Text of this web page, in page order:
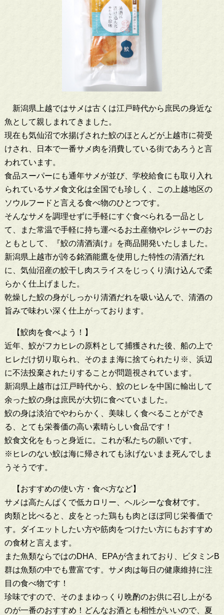
新潟県上越ではサメは古くは江戸時代から庶民の身近な
魚として親しまれてきました。
現在も気仙沼で水揚げされた鮫のほとんどが上越市に荷受
けされ、日本で一番サメ肉を消費している街であろうと言
われています。
食品スーパーにも通年サメが並び、学校給食にも取り入れ
られているサメ食文化は全国でも珍しく、この上越地区の
ソウルフードと言える食べ物のひとつです。
そんなサメを調理せずに手軽にすぐ食べられる一品とし
て、また常温で手軽に持ち運べるお土産物やレジャーのお
ともとして、『鮫の清酒漬け』を商品開発いたしました。
新潟県上越市が誇る銘酒能鷹を使用した特性の清酒だれ
に、気仙沼産の鮫干し肉スライスをじっくり漬け込んで柔
らかく仕上げました。
乾燥した鮫の身がしっかり清酒だれを吸い込んで、清酒の
旨みで味わい深く仕上がっております。
【鮫肉を食べよう！】
近年、鮫がフカヒレの原料として捕獲された後、船の上で
ヒレだけ切り取られ、そのまま海に捨てられたり※、浜辺
に不法投棄されたりすることが問題視されています。
新潟県上越市は江戸時代から、鮫のヒレを中国に輸出して
余った鮫の身は庶民が大切に食べていました。
鮫の身は淡泊でやわらかく、美味しく食べることができ
る、とても栄養価の高い素晴らしい食品です！
鮫食文化をもっと身近に。これが私たちの願いです。
※ヒレのない鮫は海に帰されても泳げないまま死んでしま
うそうです。
【おすすめの使い方・食べ方など】
サメは高たんぱくで低カロリー、ヘルシーな食材です。
肉類と比べると、皮をとった鶏もも肉とほぼ同じ栄養価で
す。ダイエットしたい方や筋肉をつけたい方にもおすすめ
の食材と言えます。
また魚類ならではのDHA、EPAが含まれており、ビタミンB
群は魚類の中でも豊富です。サメ肉は毎日の健康維持に注
目の食べ物です！
珍味ですので、そのままゆっくり晩酌のお供に召し上がる
のが一番のおすすめ！どんなお酒とも相性がいいので、夏